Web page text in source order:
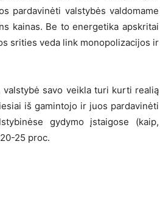
pardavinėti valstybės valdomame
kainas. Be to energetika apskritai
srities veda link monopolizacijos ir
savo veikla turi kurti realią
iš gamintojo ir juos pardavinėti
gydymo įstaigose (kaip,
25 proc.